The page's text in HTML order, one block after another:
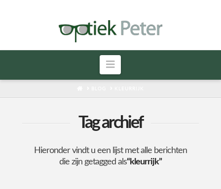
Navigatie
Tag archief
Hieronder vindt u een lijst met alle berichten
die zijn getagged als“kleurrijk”